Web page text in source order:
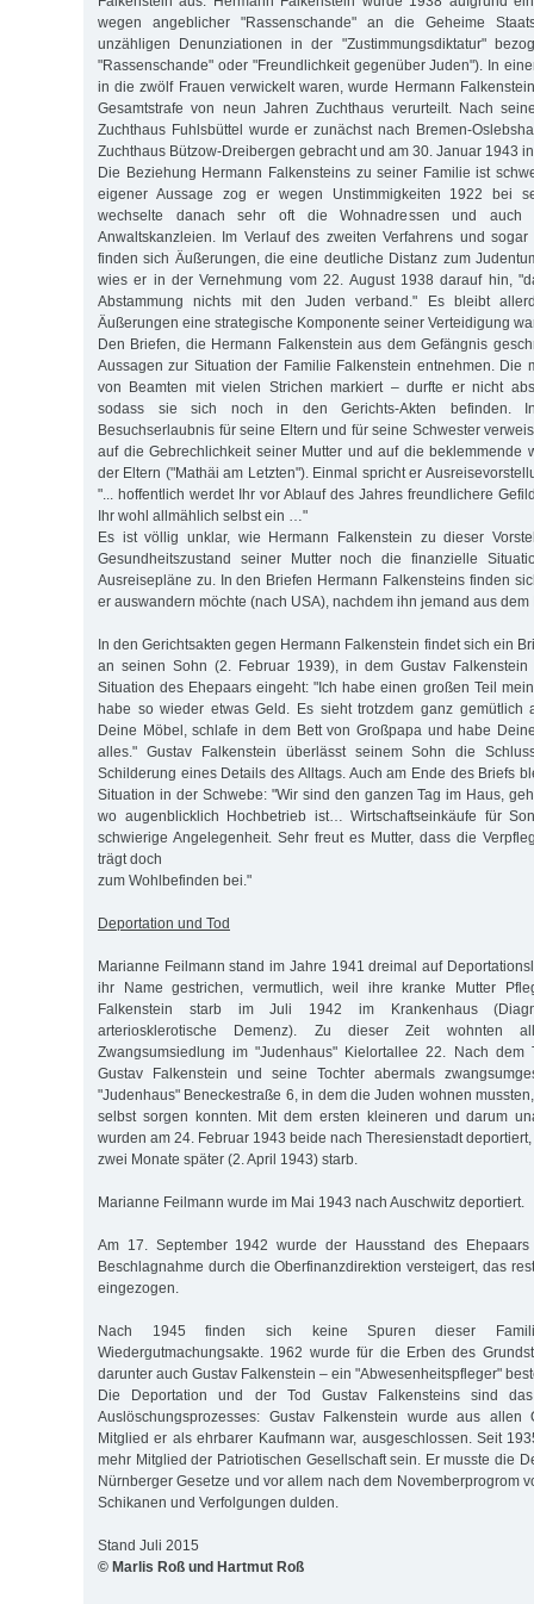
wegen angeblicher "Rassenschande" an die Geheime
unzähligen Denunziationen in der "Zustimmungsdiktatur"
"Rassenschande" oder "Freundlichkeit gegenüber Juden"). In
in die zwölf Frauen verwickelt waren, wurde Hermann
Gesamtstrafe von neun Jahren Zuchthaus verurteilt. Nach
Zuchthaus Fuhlsbüttel wurde er zunächst nach Bremen-
Zuchthaus Bützow-Dreibergen gebracht und am 30. Januar 1943
Die Beziehung Hermann Falkensteins zu seiner Familie ist
eigener Aussage zog er wegen Unstimmigkeiten 1922 bei
wechselte danach sehr oft die Wohnadressen und auch
Anwaltskanzleien. Im Verlauf des zweiten Verfahrens und
finden sich Äußerungen, die eine deutliche Distanz zum
wies er in der Vernehmung vom 22. August 1938 darauf hin,
Abstammung nichts mit den Juden verband." Es bleibt
Äußerungen eine strategische Komponente seiner Verteidigung
Den Briefen, die Hermann Falkenstein aus dem Gefängnis
Aussagen zur Situation der Familie Falkenstein entnehmen. Die
von Beamten mit vielen Strichen markiert – durfte er nicht
sodass sie sich noch in den Gerichts-Akten befinden.
Besuchserlaubnis für seine Eltern und für seine Schwester
auf die Gebrechlichkeit seiner Mutter und auf die beklemmende
der Eltern ("Mathäi am Letzten"). Einmal spricht er
"... hoffentlich werdet Ihr vor Ablauf des Jahres freundlichere
Ihr wohl allmählich selbst ein …"
Es ist völlig unklar, wie Hermann Falkenstein zu dieser
Gesundheitszustand seiner Mutter noch die finanzielle
Ausreisepläne zu. In den Briefen Hermann Falkensteins finden
er auswandern möchte (nach USA), nachdem ihn jemand aus dem
In den Gerichtsakten gegen Hermann Falkenstein findet sich ein
an seinen Sohn (2. Februar 1939), in dem Gustav Falkenstein
Situation des Ehepaars eingeht: "Ich habe einen großen Teil
habe so wieder etwas Geld. Es sieht trotzdem ganz gemütlich
Deine Möbel, schlafe in dem Bett von Großpapa und habe
alles." Gustav Falkenstein überlässt seinem Sohn die
Schilderung eines Details des Alltags. Auch am Ende des Briefs
Situation in der Schwebe: "Wir sind den ganzen Tag im Haus,
wo augenblicklich Hochbetrieb ist… Wirtschaftseinkäufe für
schwierige Angelegenheit. Sehr freut es Mutter, dass die
trägt doch
zum Wohlbefinden bei."
Deportation und Tod
Marianne Feilmann stand im Jahre 1941 dreimal auf
ihr Name gestrichen, vermutlich, weil ihre kranke Mutter
Falkenstein starb im Juli 1942 im Krankenhaus
arteriosklerotische Demenz). Zu dieser Zeit wohnten
Zwangsumsiedlung im "Judenhaus" Kielortallee 22. Nach dem
Gustav Falkenstein und seine Tochter abermals
"Judenhaus" Beneckestraße 6, in dem die Juden wohnen
selbst sorgen konnten. Mit dem ersten kleineren und darum
wurden am 24. Februar 1943 beide nach Theresienstadt
zwei Monate später (2. April 1943) starb.
Marianne Feilmann wurde im Mai 1943 nach Auschwitz deportiert.
Am 17. September 1942 wurde der Hausstand des
Beschlagnahme durch die Oberfinanzdirektion versteigert, das
eingezogen.
Nach 1945 finden sich keine Spuren dieser
Wiedergutmachungsakte. 1962 wurde für die Erben des
darunter auch Gustav Falkenstein – ein "Abwesenheitspfleger"
Die Deportation und der Tod Gustav Falkensteins sind
Auslöschungsprozesses: Gustav Falkenstein wurde aus allen
Mitglied er als ehrbarer Kaufmann war, ausgeschlossen. Seit
mehr Mitglied der Patriotischen Gesellschaft sein. Er musste die
Nürnberger Gesetze und vor allem nach dem Novemberprogrom
Schikanen und Verfolgungen dulden.
Stand Juli 2015
© Marlis Roß und Hartmut Roß